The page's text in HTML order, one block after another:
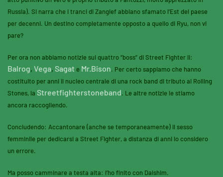
Russia). Si narra che i tranci di Zangief abbiano sfamato l’Est del paese
per decenni. Un destino completamente opposto a quello di Ryu, non vi
pare?
Per ora non abbiamo notizie sui quattro “boss” di Street Fighter II:
Balrog, Vega, Sagat e Mr.Bison. Per certo sappiamo che hanno
costituito per anni il nucleo centrale di una rock band di tributo ai Rolling
Stones, la Streetfighterstoneband. Le altre notizie le stiamo
ancora raccogliendo.
Concludendo: Accantonare (anche se temporaneamente) il sesso
femminile per dedicarsi a Street Fighter, a distanza di anni lo considero
un errore.
Ma posso camminare a testa alta: l’ho finito con Dalshim.